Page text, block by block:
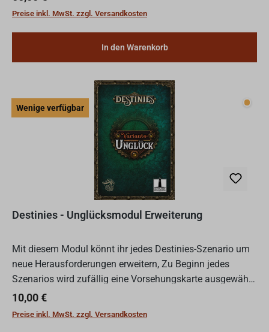
Preise inkl. MwSt. zzgl. Versandkosten
In den Warenkorb
Wenige verfügbar
Destinies - Unglücksmodul Erweiterung
Mit diesem Modul könnt ihr jedes Destinies-Szenario um
neue Herausforderungen erweitern, Zu Beginn jedes
Szenarios wird zufällig eine Vorsehungskarte ausgewählt,
um den mutigsten und ausdauerndsten Abenteurern
möglich...
Regulärer Preis:
10,00 €
Preise inkl. MwSt. zzgl. Versandkosten